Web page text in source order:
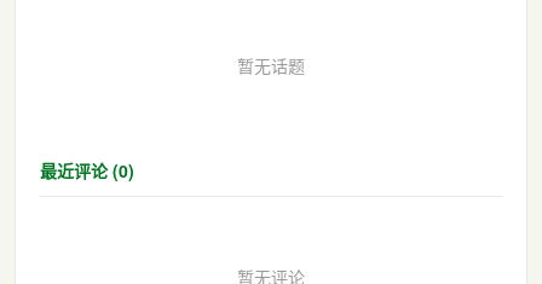
暂无话题
最近评论 (0)
暂无评论